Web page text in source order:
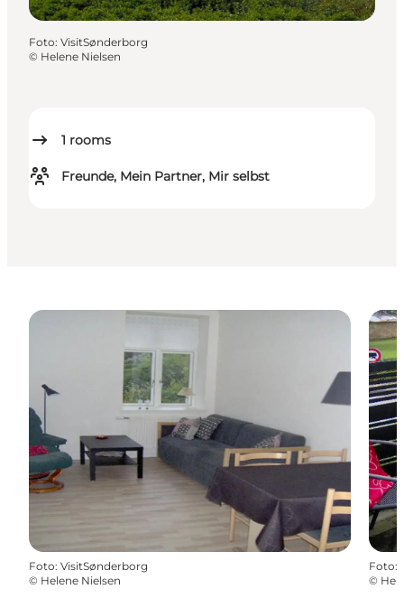
1 rooms
Freunde, Mein Partner, Mir selbst
Foto: VisitSønderborg
© Helene Nielsen
Foto: VisitSønderborg
© Helene Nielsen
Foto:
©